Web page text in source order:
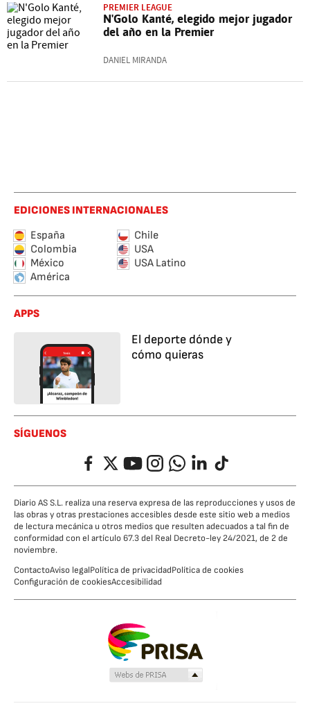
PREMIER LEAGUE
N'Golo Kanté, elegido mejor jugador
del año en la Premier
DANIEL MIRANDA
EDICIONES INTERNACIONALES
España
Chile
Colombia
USA
México
USA Latino
América
APPS
El deporte dónde y
cómo quieras
SÍGUENOS
FacebookTwitterYouTubeInstagramWhatsappLinkedIn
TikTok
Diario AS S.L. realiza una reserva expresa de las reproducciones y usos de
las obras y otras prestaciones accesibles desde este sitio web a medios
de lectura mecánica u otros medios que resulten adecuados a tal fin de
conformidad con el artículo 67.3 del Real Decreto-ley 24/2021, de 2 de
noviembre.
ContactoAviso legalPolítica de privacidadPolítica de cookies
Configuración de cookiesAccesibilidad